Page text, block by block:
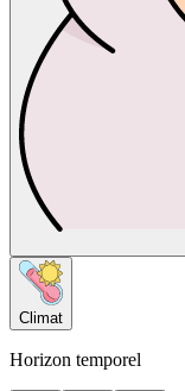
Climat
Horizon temporel